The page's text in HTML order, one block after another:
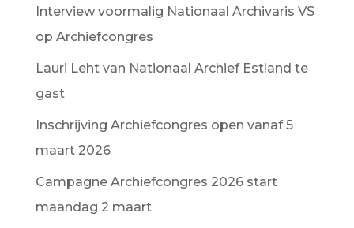
Interview voormalig Nationaal Archivaris VS
op Archiefcongres
Lauri Leht van Nationaal Archief Estland te
gast
Inschrijving Archiefcongres open vanaf 5
maart 2026
Campagne Archiefcongres 2026 start
maandag 2 maart